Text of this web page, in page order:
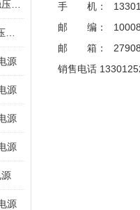
源
源
源
源
源
手 机：
邮 编：
邮 箱：
销售电话